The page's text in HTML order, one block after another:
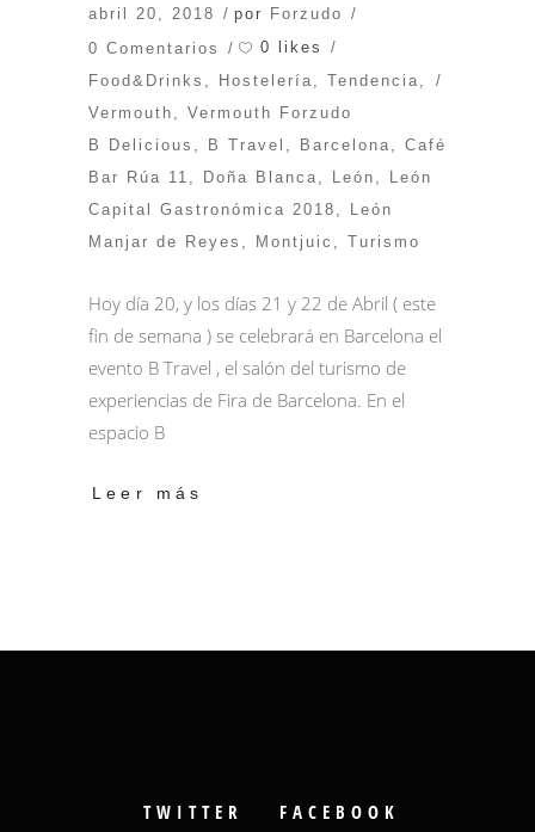
abril 20, 2018 por
Forzudo
0 Comentarios
0 likes
Food&Drinks , Hostelería, Tendencia,
Vermouth , Vermouth Forzudo
B Delicious , B Travel , Barcelona, Café
Bar Rúa 11 , Doña Blanca, León ,
León
Capital Gastronómica 2018 ,
León
Manjar de Reyes , Montjuic , Turismo
Hoy día 20, y los días 21 y 22 de Abril ( este
fin de semana ) se celebrará en Barcelona el
evento B Travel , el salón del turismo de
experiencias de Fira de Barcelona. En el
espacio B
Leer más
TWITTER
FACEBOOK